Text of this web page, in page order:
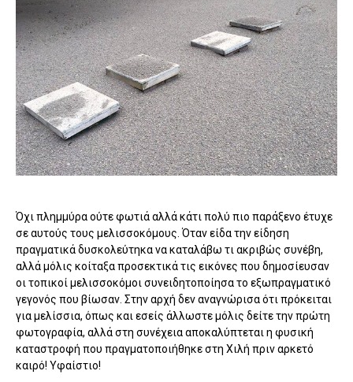
Όχι πλημμύρα ούτε φωτιά αλλά κάτι πολύ πιο παράξενο έτυχε
σε αυτούς τους μελισσοκόμους. Όταν είδα την είδηση
πραγματικά δυσκολεύτηκα να καταλάβω τι ακριβώς συνέβη,
αλλά μόλις κοίταξα προσεκτικά τις εικόνες που δημοσίευσαν
οι τοπικοί μελισσοκόμοι συνειδητοποίησα το εξωπραγματικό
γεγονός που βίωσαν. Στην αρχή δεν αναγνώρισα ότι πρόκειται
για μελίσσια, όπως και εσείς άλλωστε μόλις δείτε την πρώτη
φωτογραφία, αλλά στη συνέχεια αποκαλύπτεται η φυσική
καταστροφή που πραγματοποιήθηκε στη Χιλή πριν αρκετό
καιρό! Υφαίστιο!